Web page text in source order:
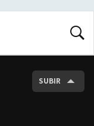
SUBIR